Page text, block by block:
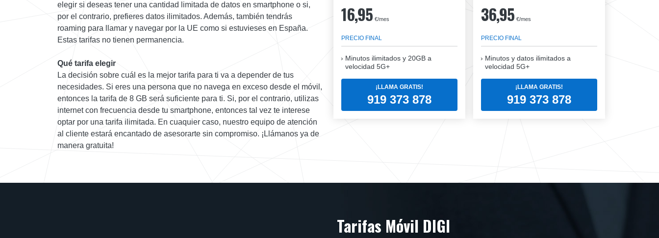
16,95 €/mes
PRECIO FINAL
Minutos ilimitados y 20GB a
velocidad 5G+
¡LLAMA GRATIS!
919 373 878
36,95 €/mes
PRECIO FINAL
Minutos y datos ilimitados a
velocidad 5G+
¡LLAMA GRATIS!
919 373 878
elegir si deseas tener una cantidad limitada de datos en smartphone o si,
por el contrario, prefieres datos ilimitados. Además, también tendrás
roaming para llamar y navegar por la UE como si estuvieses en España.
Estas tarifas no tienen permanencia.
Qué tarifa elegir
La decisión sobre cuál es la mejor tarifa para ti va a depender de tus
necesidades. Si eres una persona que no navega en exceso desde el móvil,
entonces la tarifa de 8 GB será suficiente para ti. Si, por el contrario, utilizas
internet con frecuencia desde tu smartphone, entonces tal vez te interese
optar por una tarifa ilimitada. En cuaquier caso, nuestro equipo de atención
al cliente estará encantado de asesorarte sin compromiso. ¡Llámanos ya de
manera gratuita!
Tarifas Móvil DIGI